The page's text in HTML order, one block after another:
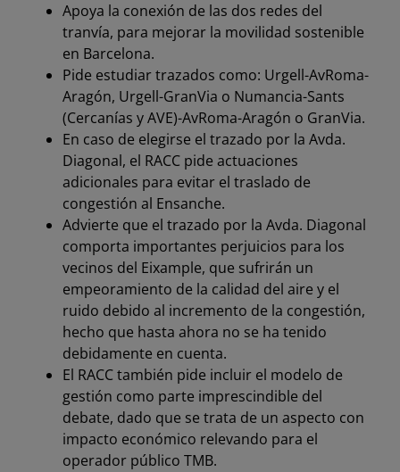
Apoya la conexión de las dos redes del
tranvía, para mejorar la movilidad sostenible
en Barcelona.
Pide estudiar trazados como: Urgell-AvRoma-
Aragón, Urgell-GranVia o Numancia-Sants
(Cercanías y AVE)-AvRoma-Aragón o GranVia.
En caso de elegirse el trazado por la Avda.
Diagonal, el RACC pide actuaciones
adicionales para evitar el traslado de
congestión al Ensanche.
Advierte que el trazado por la Avda. Diagonal
comporta importantes perjuicios para los
vecinos del Eixample, que sufrirán un
empeoramiento de la calidad del aire y el
ruido debido al incremento de la congestión,
hecho que hasta ahora no se ha tenido
debidamente en cuenta.
El RACC también pide incluir el modelo de
gestión como parte imprescindible del
debate, dado que se trata de un aspecto con
impacto económico relevando para el
operador público TMB.